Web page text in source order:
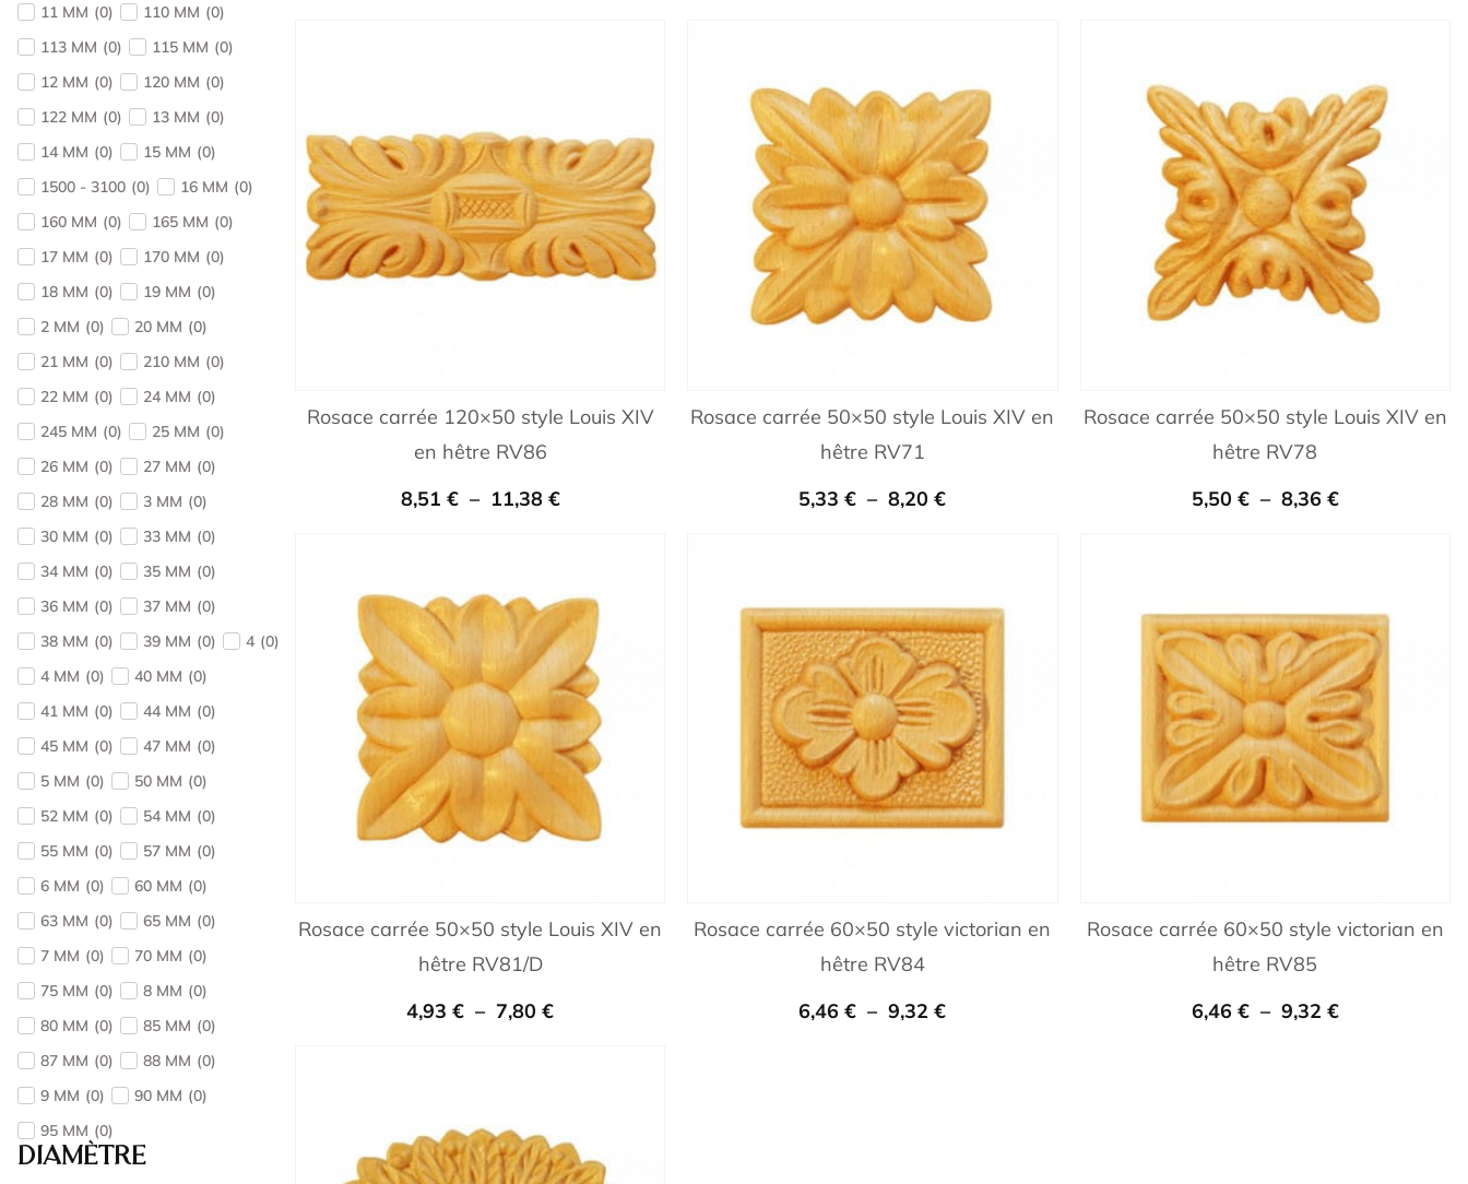
11 MM (0) 110 MM (0)
113 MM (0) 115 MM (0)
12 MM (0) 120 MM (0)
122 MM (0) 13 MM (0)
14 MM (0) 15 MM (0)
1500 - 3100 (0) 16 MM (0)
160 MM (0) 165 MM (0)
17 MM (0) 170 MM (0)
18 MM (0) 19 MM (0)
2 MM (0) 20 MM (0)
21 MM (0) 210 MM (0)
22 MM (0) 24 MM (0)
245 MM (0) 25 MM (0)
26 MM (0) 27 MM (0)
28 MM (0) 3 MM (0)
30 MM (0) 33 MM (0)
34 MM (0) 35 MM (0)
36 MM (0) 37 MM (0)
38 MM (0) 39 MM (0) 4 (0)
4 MM (0) 40 MM (0)
41 MM (0) 44 MM (0)
45 MM (0) 47 MM (0)
5 MM (0) 50 MM (0)
52 MM (0) 54 MM (0)
55 MM (0) 57 MM (0)
6 MM (0) 60 MM (0)
63 MM (0) 65 MM (0)
7 MM (0) 70 MM (0)
75 MM (0) 8 MM (0)
80 MM (0) 85 MM (0)
87 MM (0) 88 MM (0)
9 MM (0) 90 MM (0)
95 MM (0)
Diamètre
Rosace carrée 120×50 style Louis XIV
en hêtre RV86
8,51 € – 11,38 €
Rosace carrée 50×50 style Louis XIV en
hêtre RV71
5,33€ – 8,20€
Rosace carrée 50×50 style Louis XIV en
hêtre RV78
5,50 € – 8,36 €
Rosace carrée 50×50 style Louis XIV en
hêtre RV81/D
4,93€ – 7,80€
Rosace carrée 60×50 style victorian en
hêtre RV84
6,46€ – 9,32€
Rosace carrée 60×50 style victorian en
hêtre RV85
6,46 € – 9,32 €